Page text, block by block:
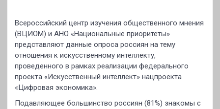
Всероссийский центр изучения общественного мнения
(ВЦИОМ) и АНО «Национальные приоритеты»
представляют данные опроса россиян на тему
отношения к искусственному интеллекту,
проведенного в рамках реализации федерального
проекта «Искусственный интеллект» нацпроекта
«Цифровая экономика».
Подавляющее большинство россиян (81%) знакомы с